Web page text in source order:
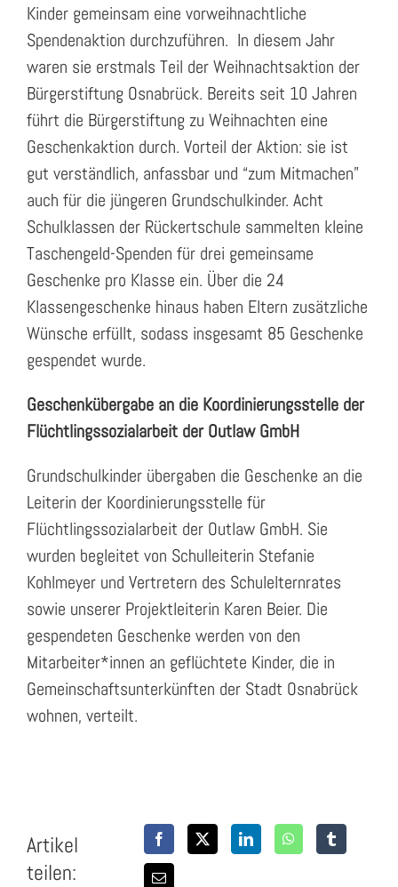
Kinder gemeinsam eine vorweihnachtliche
Spendenaktion durchzuführen. In diesem Jahr
waren sie erstmals Teil der Weihnachtsaktion der
Bürgerstiftung Osnabrück. Bereits seit 10 Jahren
führt die Bürgerstiftung zu Weihnachten eine
Geschenkaktion durch. Vorteil der Aktion: sie ist
gut verständlich, anfassbar und “zum Mitmachen”
auch für die jüngeren Grundschulkinder. Acht
Schulklassen der Rückertschule sammelten kleine
Taschengeld-Spenden für drei gemeinsame
Geschenke pro Klasse ein. Über die 24
Klassengeschenke hinaus haben Eltern zusätzliche
Wünsche erfüllt, sodass insgesamt 85 Geschenke
gespendet wurde.
Geschenkübergabe an die Koordinierungsstelle der
Flüchtlingssozialarbeit der Outlaw GmbH
Grundschulkinder übergaben die Geschenke an die
Leiterin der Koordinierungsstelle für
Flüchtlingssozialarbeit der Outlaw GmbH. Sie
wurden begleitet von Schulleiterin Stefanie
Kohlmeyer und Vertretern des Schulelternrates
sowie unserer Projektleiterin Karen Beier. Die
gespendeten Geschenke werden von den
Mitarbeiter*innen an geflüchtete Kinder, die in
Gemeinschaftsunterkünften der Stadt Osnabrück
wohnen, verteilt.
Artikel
teilen: